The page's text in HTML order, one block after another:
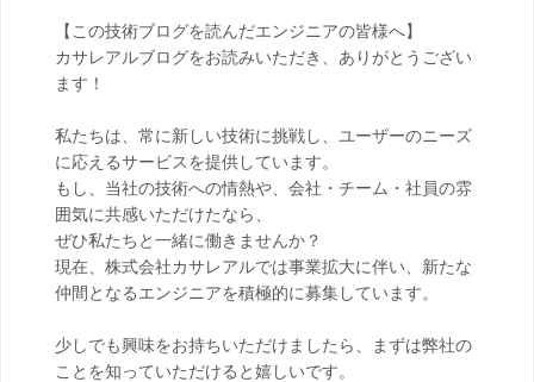
【この技術ブログを読んだエンジニアの皆様へ】
カサレアルブログをお読みいただき、ありがとうござい
ます！
私たちは、常に新しい技術に挑戦し、ユーザーのニーズ
に応えるサービスを提供しています。
もし、当社の技術への情熱や、会社・チーム・社員の雰
囲気に共感いただけたなら、
ぜひ私たちと一緒に働きませんか？
現在、株式会社カサレアルでは事業拡大に伴い、新たな
仲間となるエンジニアを積極的に募集しています。
少しでも興味をお持ちいただけましたら、まずは弊社の
ことを知っていただけると嬉しいです。